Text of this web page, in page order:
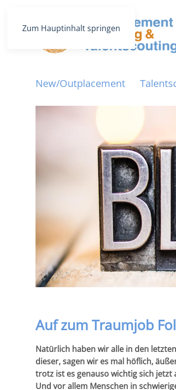
Zum Hauptinhalt springen
New/Outplacement
Auf zum Traumjob
Natürlich haben wir alle in den
dieser, sagen wir es mal höflich,
trotz ist es genauso wichtig sich jetzt
Und vor allem Menschen in